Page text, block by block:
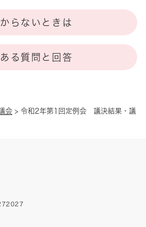
会 > 令和2年第1回定例会 議決結果・議
らないときは
る質問と回答